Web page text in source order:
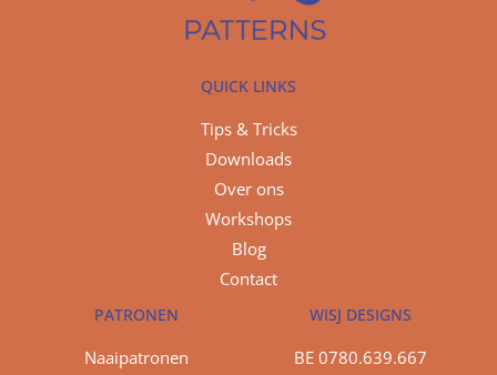
QUICK LINKS
Tips & Tricks
Downloads
Over ons
Workshops
Blog
Contact
PATRONEN
Naaipatronen
WISJ DESIGNS
BE 0780.639.667